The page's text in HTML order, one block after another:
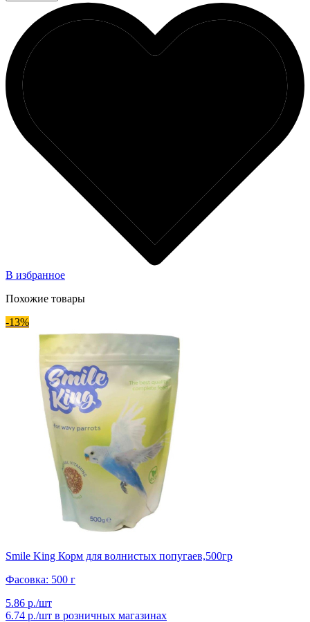
В избранное
Похожие товары
-13%
Smile King Корм для волнистых попугаев,500гр
Фасовка: 500 г
5.86 р./шт
6.74 р./шт в розничных магазинах